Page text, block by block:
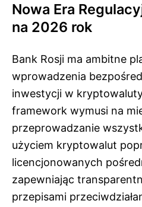
Nowa Era
na 2026 rok
Bank Rosji ma ambitne
wprowadzenia
inwestycji w
framework wymusi na
przeprowadzanie
użyciem kryptowalut
licencjonowanych
zapewniając
przepisami